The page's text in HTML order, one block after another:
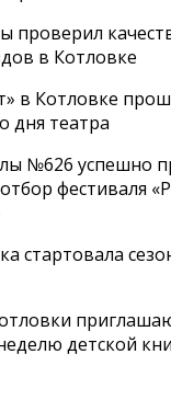
проверил
в Котловке
в Котловке
дня театра
№626 успешно
фестиваля
стартовала
детской